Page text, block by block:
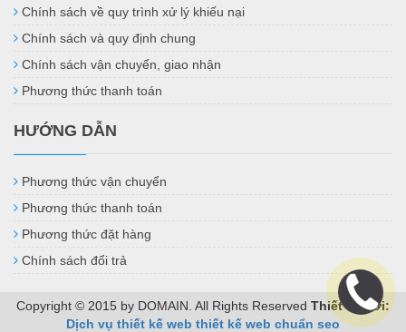
Chính sách về quy trình xử lý khiếu nại
Chính sách và quy định chung
Chính sách vận chuyển, giao nhận
Phương thức thanh toán
HƯỚNG DẪN
Phương thức vận chuyển
Phương thức thanh toán
Phương thức đặt hàng
Chính sách đổi trả
Copyright © 2015 by DOMAIN. All Rights Reserved Thiết kế bởi:
Dịch vụ thiết kế web thiết kế web chuẩn seo